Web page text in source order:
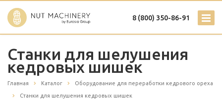
8 (800) 350-86-91
Станки для шелушения
кедровых шишек
Главная Каталог Оборудование для переработки кедрового ореха
Станки для шелушения кедровых шишек